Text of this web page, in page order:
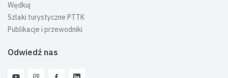
Wędkuj
Szlaki turystyczne PTTK
Publikacje i przewodniki
Odwiedź nas